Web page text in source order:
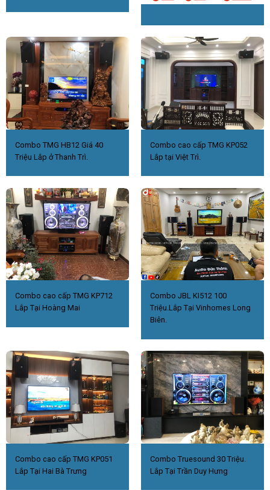
Combo TMG HB12 Giá 40
Triệu Lắp ở Thanh Trì.
Combo cao cấp TMG KP052
Lắp tại Việt Trì.
Combo cao cấp TMG KP712
Lắp Tại Hoàng Mai
Combo JBL KI512 100
Triệu.Lắp Tại Vinhomes Long
Biên.
Combo cao cấp TMG KP051
Lắp Tại Hai Bà Trưng
Combo Truesound 30 Triệu.
Lắp Tại Trần Duy Hưng